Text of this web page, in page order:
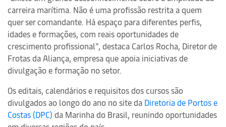
carreira marítima. Não é uma profissão restrita a quem
quer ser comandante. Há espaço para diferentes perfis,
idades e formações, com reais oportunidades de
crescimento profissional”, destaca Carlos Rocha, Diretor de
Frotas da Aliança, empresa que apoia iniciativas de
divulgação e formação no setor.
Os editais, calendários e requisitos dos cursos são
divulgados ao longo do ano no site da Diretoria de Portos e
Costas (DPC) da Marinha do Brasil, reunindo oportunidades